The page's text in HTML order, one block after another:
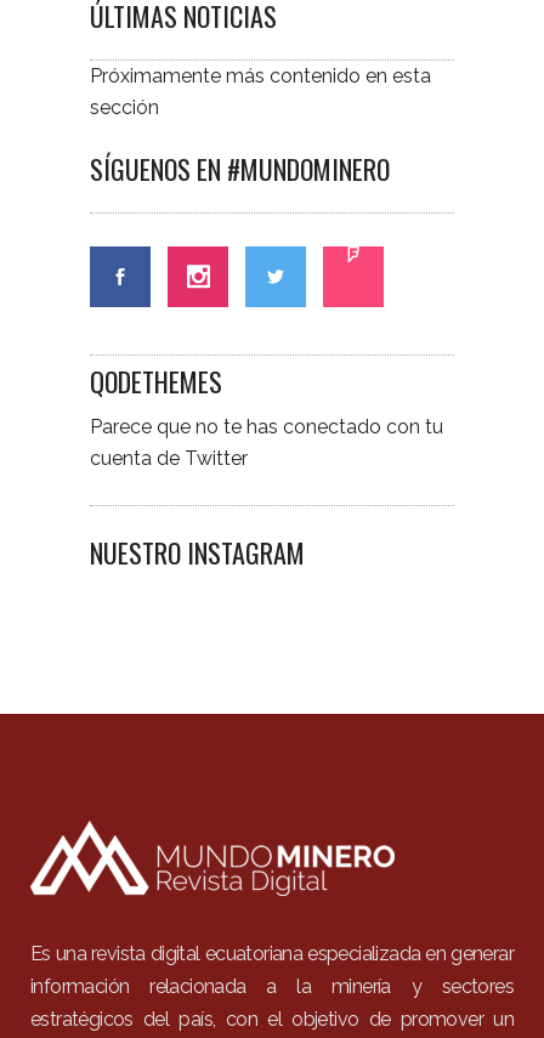
ÚLTIMAS NOTICIAS
Próximamente más contenido en esta
sección
SÍGUENOS EN #MUNDOMINERO
QODETHEMES
Parece que no te has conectado con tu
cuenta de Twitter
NUESTRO INSTAGRAM
Es una revista digital ecuatoriana especializada en generar
información relacionada a la minería y sectores
estratégicos del país, con el objetivo de promover un